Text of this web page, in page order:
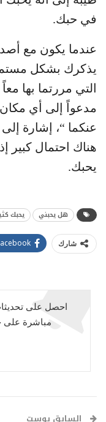
في حبك.
عندما يكون مع
يذكرك بشكل
التي مررتما بها
مدعواً إلى أي
عنكما “، إشارة
هناك احتمال كبير
يحبك.
هل يحبني يحبك
شارك
احصل على
مباشرة على
السابق بوست